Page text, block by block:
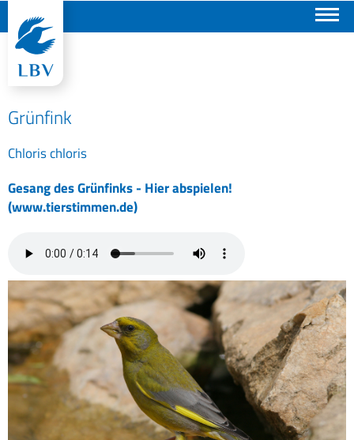
Grünfink
Chloris chloris
Gesang des Grünfinks - Hier abspielen!
(www.tierstimmen.de)